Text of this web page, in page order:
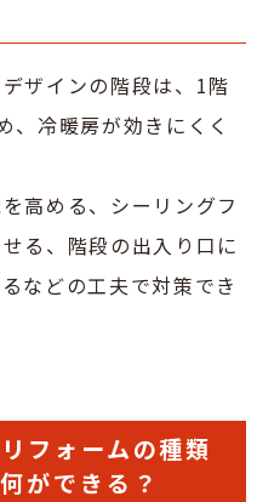
ザインの階段は、1階
、冷暖房が効きにくく
高める、シーリングフ
る、階段の出入り口に
などの工夫で対策でき
フォームの種類
ができる？